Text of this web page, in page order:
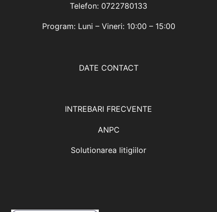
Telefon: 0722780133
Program: Luni – Vineri: 10:00 – 15:00
DATE CONTACT
INTREBARI FRECVENTE
ANPC
Solutionarea litigiilor